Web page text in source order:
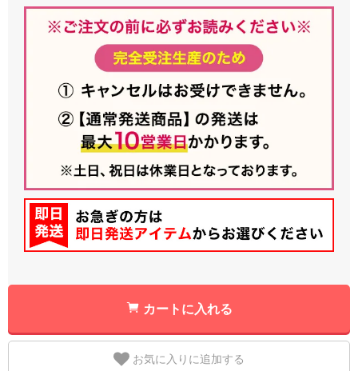
カートに入れる
お気に入りに追加する